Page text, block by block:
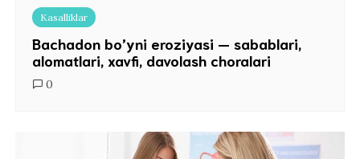
Kasalliklar
Bachadon bo’yni eroziyasi — sabablari,
alomatlari, xavfi, davolash choralari
0